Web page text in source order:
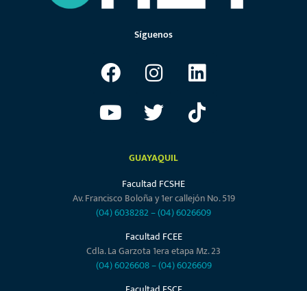
Síguenos
GUAYAQUIL
Facultad FCSHE
Av. Francisco Boloña y 1er callejón No. 519
(04) 6038282–(04) 6026609
Facultad FCEE
Cdla. La Garzota 1era etapa Mz. 23
(04) 6026608–(04) 6026609